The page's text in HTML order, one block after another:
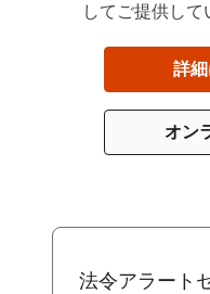
してご提供して
詳
オン
法令アラート